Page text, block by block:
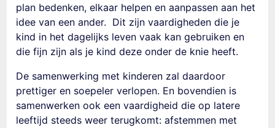
plan bedenken, elkaar helpen en aanpassen aan het
idee van een ander. Dit zijn vaardigheden die je
kind in het dagelijks leven vaak kan gebruiken en
die fijn zijn als je kind deze onder de knie heeft.
De samenwerking met kinderen zal daardoor
prettiger en soepeler verlopen. En bovendien is
samenwerken ook een vaardigheid die op latere
leeftijd steeds weer terugkomt: afstemmen met